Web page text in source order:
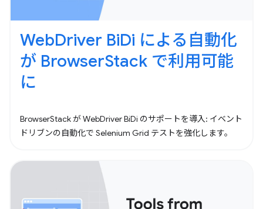
WebDriver BiDi による自動化
が BrowserStack で利用可能
に
BrowserStack が WebDriver BiDi のサポートを導入: イベント
ドリブンの自動化で Selenium Grid テストを強化します。